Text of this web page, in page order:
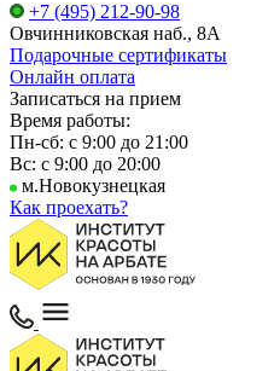
+7 (495) 212-90-98
Овчинниковская наб., 8А
Подарочные сертификаты
Онлайн оплата
Записаться на прием
Время работы:
Пн-сб: с 9:00 до 21:00
Вс: с 9:00 до 20:00
м.Новокузнецкая
Как проехать?